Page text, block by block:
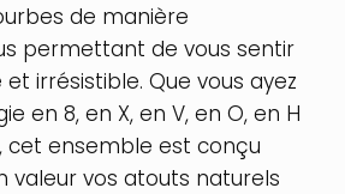
de manière
permettant de vous sentir
et irrésistible. Que vous ayez
en 8, en X, en V, en O, en H
cet ensemble est conçu
valeur vos atouts naturels